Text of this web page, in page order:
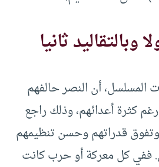
وبالتقاليد ثانيا
المسلسل، أن النصر حالفهم
كثرة أعدائهم، وذلك راجع
وتفوق قدراتهم وحسن تنظيمهم
ففي كل معركة أو حرب كانت